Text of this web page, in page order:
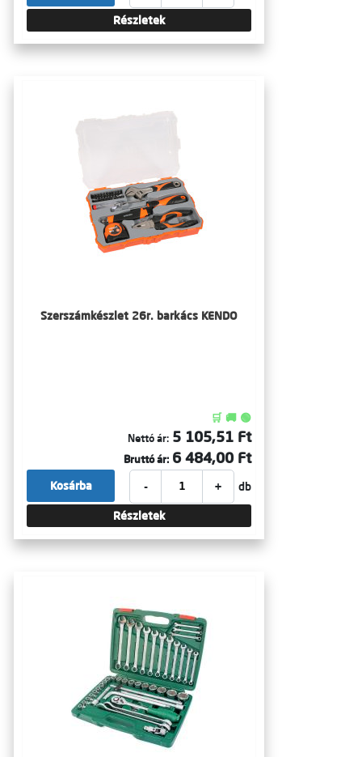
Részletek
Szerszámkészlet 26r. barkács KENDO
🛒 🚚 🟢
Nettó ár: 5 105,51 Ft
Bruttó ár: 6 484,00 Ft
- + db
Kosárba
Részletek